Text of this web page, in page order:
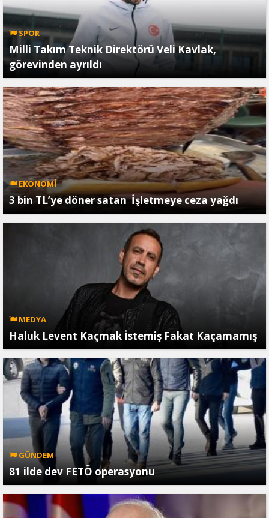
SPOR
Milli Takım Teknik Direktörü Veli Kavlak,
görevinden ayrıldı
EKONOMİ
3 bin TL’ye döner satan İşletmeye ceza yağdı
MEDYA
Haluk Levent Kaçmak İstemiş Fakat Kaçamamış
GÜNDEM
81 ilde dev FETÖ operasyonu